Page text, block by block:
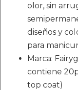
olor, sin
diseños y
para
Marca:
contiene
top coat)